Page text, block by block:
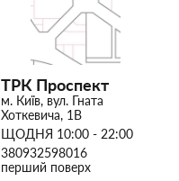
ТРК Проспект
м. Київ, вул. Гната
Хоткевича, 1В
ЩОДНЯ 10:00 - 22:00
380932598016
перший поверх